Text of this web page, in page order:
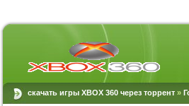
скачать игры XBOX 360 через торрент »